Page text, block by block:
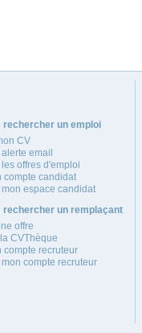
rechercher un emploi
CV
email
offres d'emploi
compte candidat
espace candidat
rechercher un remplaçant
offre
CVThèque
compte recruteur
compte recruteur